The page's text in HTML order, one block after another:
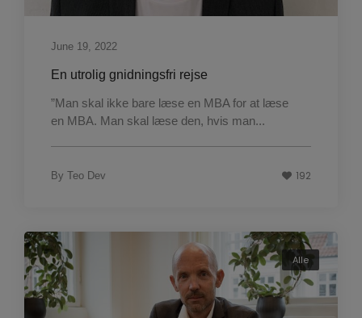
June 19, 2022
En utrolig gnidningsfri rejse
”Man skal ikke bare læse en MBA for at læse
en MBA. Man skal læse den, hvis man...
By Teo Dev 192
Alle